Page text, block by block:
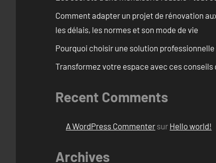
Comment adapter un projet de rénovation
les délais, les normes et son mode de vie
Pourquoi choisir une solution professionnelle
Transformez votre espace avec ces
Recent Comments
A WordPress Commenter sur Hello world!
Archives